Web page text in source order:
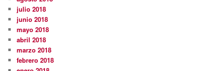
julio 2018
junio 2018
mayo 2018
abril 2018
marzo 2018
febrero 2018